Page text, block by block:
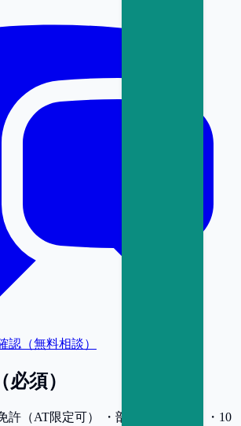
認（無料相談）
須）
許（AT限定可） ・部門責任者経験 ・10